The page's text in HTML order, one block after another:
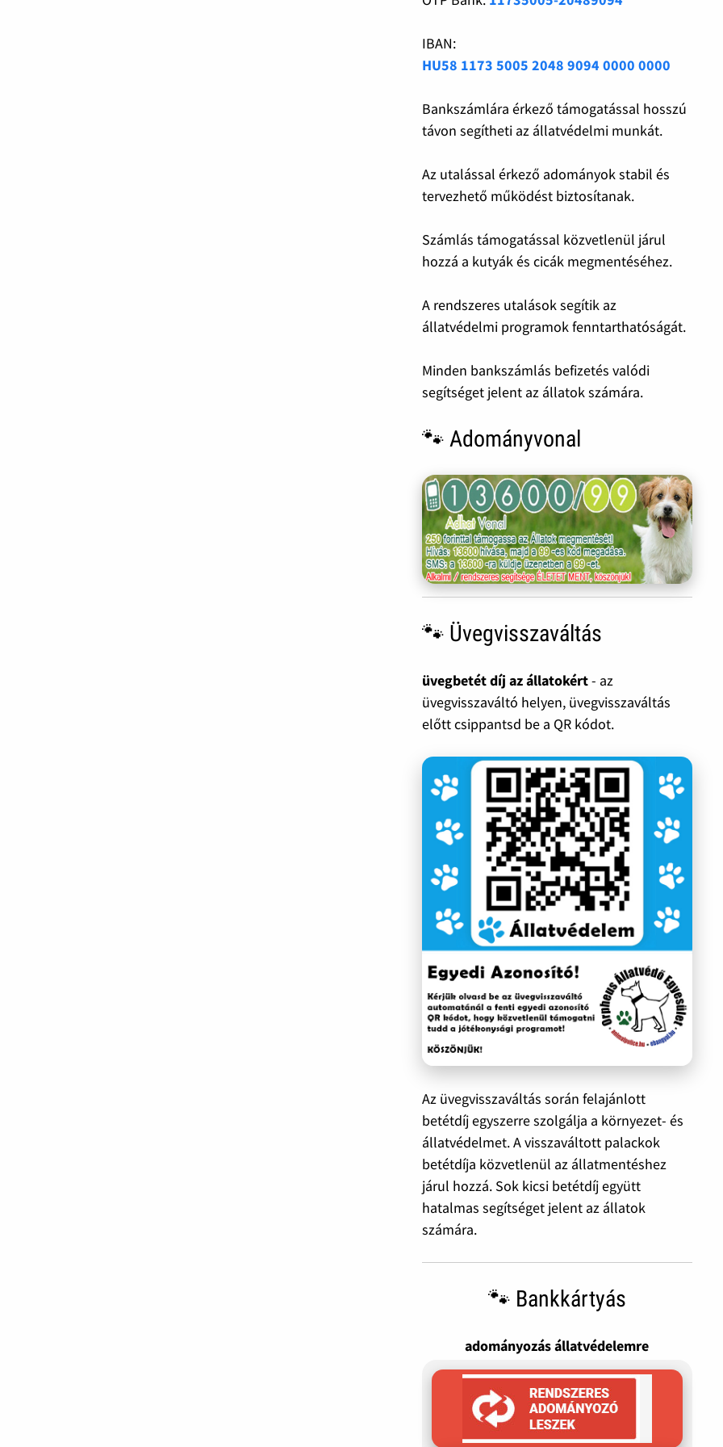
IBAN:
HU58 1173 5005 2048 9094 0000 0000
Bankszámlára érkező támogatással hosszú
távon segítheti az állatvédelmi munkát.
Az utalással érkező adományok stabil és
tervezhető működést biztosítanak.
Számlás támogatással közvetlenül járul
hozzá a kutyák és cicák megmentéséhez.
A rendszeres utalások segítik az
állatvédelmi programok fenntarthatóságát.
Minden bankszámlás befizetés valódi
segítséget jelent az állatok számára.
🐾 Adományvonal
🐾 Üvegvisszaváltás
üvegbetét díj az állatokért- az
üvegvisszaváltó helyen, üvegvisszaváltás
előtt csippantsd be a QR kódot.
Az üvegvisszaváltás során felajánlott
betétdíj egyszerre szolgálja a környezet- és
állatvédelmet. A visszaváltott palackok
betétdíja közvetlenül az állatmentéshez
járul hozzá. Sok kicsi betétdíj együtt
hatalmas segítséget jelent az állatok
számára.
🐾 Bankkártyás
adományozás állatvédelemre